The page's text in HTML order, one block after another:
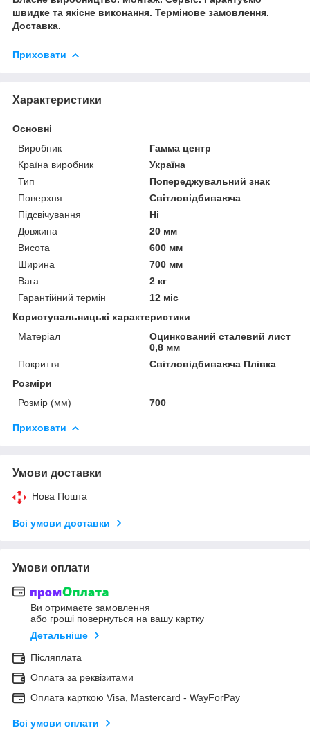
швидке та якісне виконання. Термінове замовлення.
Доставка.
Приховати
Характеристики
Основні
Виробник
Гамма центр
Країна виробник
Україна
Тип
Попереджувальний знак
Поверхня
Світловідбиваюча
Підсвічування
Ні
Довжина
20 мм
Висота
600 мм
Ширина
700 мм
Вага
2 кг
Гарантійний термін
12 міс
Користувальницькі характеристики
Матеріал
Оцинкований сталевий лист
0,8 мм
Покриття
Світловідбиваюча Плівка
Розміри
Розмір (мм)
700
Приховати
Умови доставки
Нова Пошта
Всі умови доставки
Умови оплати
Ви отримаєте замовлення
або гроші повернуться на вашу картку
Детальніше
Післяплата
Оплата за реквізитами
Оплата карткою Visa, Mastercard - WayForPay
Всі умови оплати